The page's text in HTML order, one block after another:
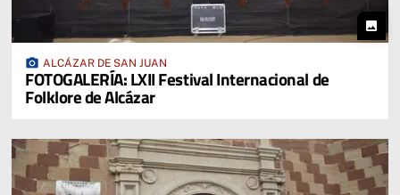
photo
photo_camera ALCÁZAR DE SAN JUAN
FOTOGALERÍA: LXII Festival Internacional de
Folklore de Alcázar